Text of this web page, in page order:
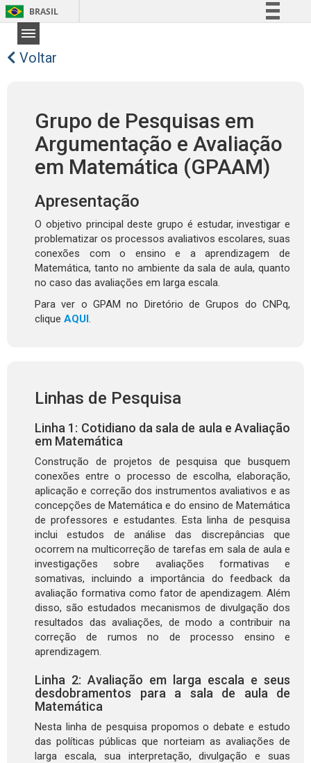
BRASIL
Legislação
Canais
Voltar
Grupo de Pesquisas em
Argumentação e Avaliação
em Matemática (GPAAM)
Apresentação
O objetivo principal deste grupo é estudar, investigar e
problematizar os processos avaliativos escolares, suas
conexões com o ensino e a aprendizagem de
Matemática, tanto no ambiente da sala de aula, quanto
no caso das avaliações em larga escala.
Para ver o GPAM no Diretório de Grupos do CNPq,
clique AQUI.
Linhas de Pesquisa
Linha 1: Cotidiano da sala de aula e Avaliação
em Matemática
Construção de projetos de pesquisa que busquem
conexões entre o processo de escolha, elaboração,
aplicação e correção dos instrumentos avaliativos e as
concepções de Matemática e do ensino de Matemática
de professores e estudantes. Esta linha de pesquisa
inclui estudos de análise das discrepâncias que
ocorrem na multicorreção de tarefas em sala de aula e
investigações sobre avaliações formativas e
somativas, incluindo a importância do feedback da
avaliação formativa como fator de apendizagem. Além
disso, são estudados mecanismos de divulgação dos
resultados das avaliações, de modo a contribuir na
correção de rumos no de processo ensino e
aprendizagem.
Linha 2: Avaliação em larga escala e seus
desdobramentos para a sala de aula de
Matemática
Nesta linha de pesquisa propomos o debate e estudo
das políticas públicas que norteiam as avaliações de
larga escala, sua interpretação, divulgação e suas